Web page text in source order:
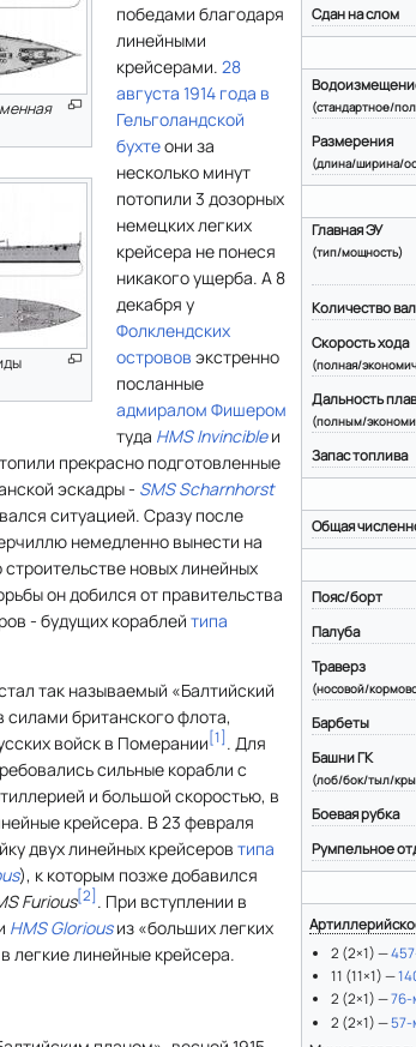
Сдан на слом
(стандартное/
Размерения
(длина/ширина/
Главная ЭУ
(тип/мощность)
Количество
Скорость хода
(полная/
Дальность
(полным/
Запас топлива
Общая
Пояс/борт
Палуба
Траверз
(носовой/
Барбеты
Башни ГК
(лоб/бок/тыл/
Боевая рубка
Румпельное
2 (2×1) —
11 (11×1) —
2 (2×1) —76-
2 (2×1) —57-
победами благодаря
линейными
крейсерами. 28
августа 1914 года в
Гельголандской
бухтеони за
несколько минут
потопили 3 дозорных
немецких легких
крейсера не понеся
никакого ущерба. А 8
декабря у
Фолклендских
островов экстренно
посланные
адмиралом Фишером
туда HMS Invincibleи
прекрасно подготовленные
эскадры - SMS Scharnhorst
ситуацией. Сразу после
немедленно вынести на
новых линейных
он добился от правительства
- будущих кораблей типа
так называемый «Балтийский
силами британского флота,
войск в Померании [1] . Для
сильные корабли с
и большой скоростью, в
крейсера. В 23 февраля
двух линейных крейсеров типа
), к которым позже добавился
Furious[2] . При вступлении в
HMS Gloriousиз «больших легких
легкие линейные крейсера.